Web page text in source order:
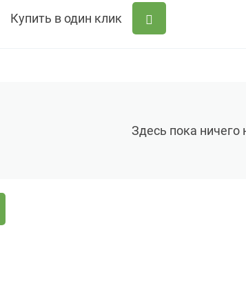
Купить в один клик
Здесь пока ничего